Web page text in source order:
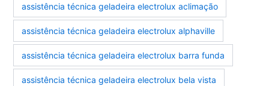
assistência técnica geladeira electrolux aclimação
assistência técnica geladeira electrolux alphaville
assistência técnica geladeira electrolux barra funda
assistência técnica geladeira electrolux bela vista